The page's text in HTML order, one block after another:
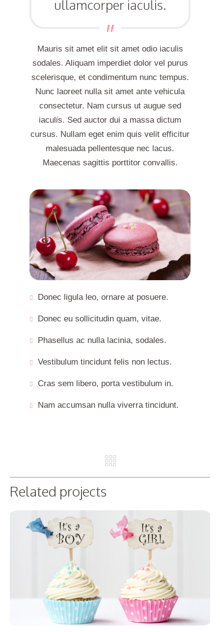
ullamcorper iaculis.
Mauris sit amet elit sit amet odio iaculis
sodales. Aliquam imperdiet dolor vel purus
scelerisque, et condimentum nunc tempus.
Nunc laoreet nulla sit amet ante vehicula
consectetur. Nam cursus ut augue sed
iaculis. Sed auctor dui a massa dictum
cursus. Nullam eget enim quis velit efficitur
malesuada pellentesque nec lacus.
Maecenas sagittis porttitor convallis.
Donec ligula leo, ornare at posuere.
Donec eu sollicitudin quam, vitae.
Phasellus ac nulla lacinia, sodales.
Vestibulum tincidunt felis non lectus.
Cras sem libero, porta vestibulum in.
Nam accumsan nulla viverra tincidunt.
Related projects